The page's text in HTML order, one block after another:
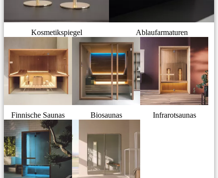
Kosmetikspiegel Ablaufarmaturen
Finnische Saunas Biosaunas Infrarotsaunas